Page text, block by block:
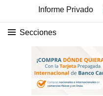
Informe Privado
Secciones